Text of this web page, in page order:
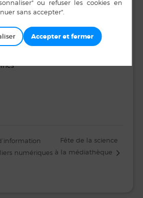
numériques
Fête de la science
à la médiathèque